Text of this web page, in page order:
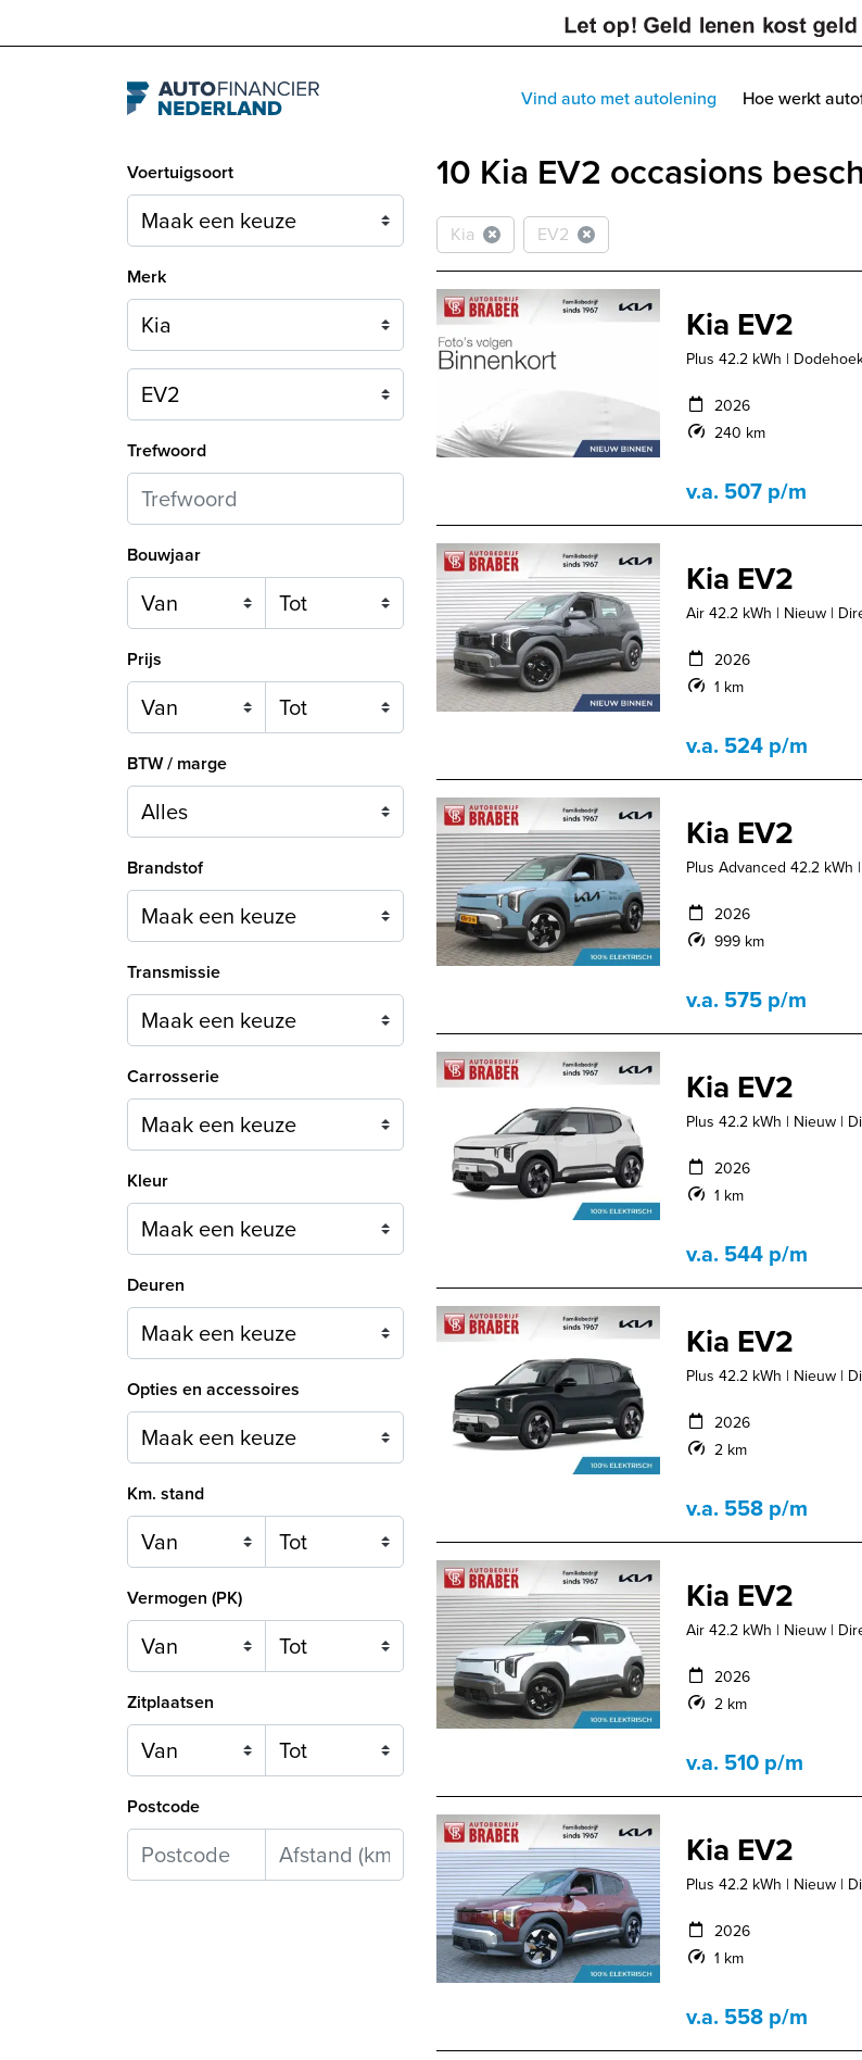
Navigation Vind auto met autolening Hoe werkt
Voertuigsoort
Merk
Model
Trefwoord
Bouwjaar
Prijs
BTW / marge
Brandstof
Maak een keuze
Transmissie
Carrosserie
Maak een keuze
Kleur
Maak een keuze
Deuren
Maak een keuze
Opties en accessoires
Maak een keuze
Km. stand
Vermogen (PK)
Zitplaatsen
Postcode
10 Kia EV2 occasions
Kia EV2
Kia EV2
Plus 42.2 kWh |
2026
240 km
v.a. 507 p/m
Kia EV2
Air 42.2 kWh | Nieuw |
2026
1 km
v.a. 524 p/m
Kia EV2
Plus Advanced 42.2 kWh
2026
999 km
v.a. 575 p/m
Kia EV2
Plus 42.2 kWh | Nieuw |
2026
1 km
v.a. 544 p/m
Kia EV2
Plus 42.2 kWh | Nieuw |
2026
2 km
v.a. 558 p/m
Kia EV2
Air 42.2 kWh | Nieuw |
2026
2 km
v.a. 510 p/m
Kia EV2
Plus 42.2 kWh | Nieuw |
2026
1 km
v.a. 558 p/m